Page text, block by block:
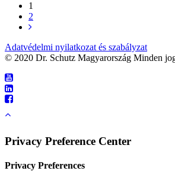
1
2
Adatvédelmi nyilatkozat és szabályzat
© 2020 Dr. Schutz Magyarország Minden
Privacy Preference Center
Privacy Preferences